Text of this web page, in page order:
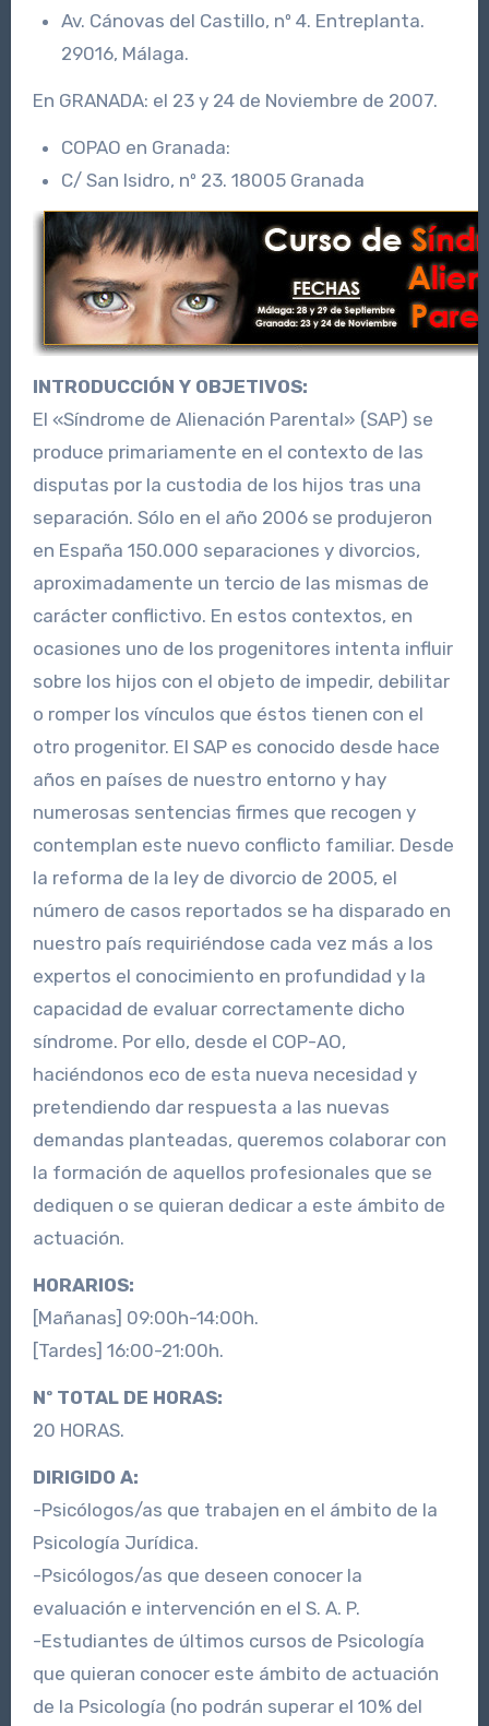
Av. Cánovas del Castillo, nº 4. Entreplanta.
29016, Málaga.
En GRANADA: el 23 y 24 de Noviembre de 2007.
COPAO en Granada:
C/ San Isidro, nº 23. 18005 Granada
INTRODUCCIÓN Y OBJETIVOS:
El «Síndrome de Alienación Parental» (SAP) se
produce primariamente en el contexto de las
disputas por la custodia de los hijos tras una
separación. Sólo en el año 2006 se produjeron
en España 150.000 separaciones y divorcios,
aproximadamente un tercio de las mismas de
carácter conflictivo. En estos contextos, en
ocasiones uno de los progenitores intenta influir
sobre los hijos con el objeto de impedir, debilitar
o romper los vínculos que éstos tienen con el
otro progenitor. El SAP es conocido desde hace
años en países de nuestro entorno y hay
numerosas sentencias firmes que recogen y
contemplan este nuevo conflicto familiar. Desde
la reforma de la ley de divorcio de 2005, el
número de casos reportados se ha disparado en
nuestro país requiriéndose cada vez más a los
expertos el conocimiento en profundidad y la
capacidad de evaluar correctamente dicho
síndrome. Por ello, desde el COP-AO,
haciéndonos eco de esta nueva necesidad y
pretendiendo dar respuesta a las nuevas
demandas planteadas, queremos colaborar con
la formación de aquellos profesionales que se
dediquen o se quieran dedicar a este ámbito de
actuación.
HORARIOS:
[Mañanas] 09:00h-14:00h.
[Tardes] 16:00-21:00h.
Nº TOTAL DE HORAS:
20 HORAS.
DIRIGIDO A:
-Psicólogos/as que trabajen en el ámbito de la
Psicología Jurídica.
-Psicólogos/as que deseen conocer la
evaluación e intervención en el S. A. P.
-Estudiantes de últimos cursos de Psicología
que quieran conocer este ámbito de actuación
de la Psicología (no podrán superar el 10% del